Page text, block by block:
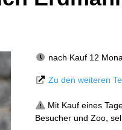
nach Kauf 12
Zu den weiteren
Mit Kauf eines
Besucher und Zoo,